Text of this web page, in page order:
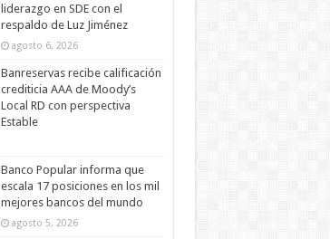
liderazgo en SDE con el
respaldo de Luz Jiménez
agosto 6, 2026
Banreservas recibe calificación
crediticia AAA de Moody’s
Local RD con perspectiva
Estable
Banco Popular informa que
escala 17 posiciones en los mil
mejores bancos del mundo
agosto 5, 2026